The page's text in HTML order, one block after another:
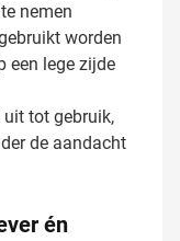
nemen
worden
een lege zijde
uit tot gebruik,
de aandacht
én